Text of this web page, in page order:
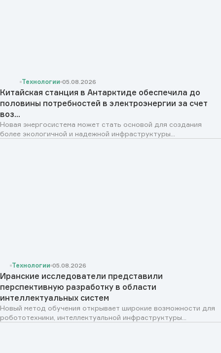
Технологии 05.08.2026
Китайская станция в Антарктиде обеспечила до
половины потребностей в электроэнергии за счет
воз...
Новая энергосистема может стать основой для создания
более экологичной и надежной инфраструктуры...
Технологии 05.08.2026
Иранские исследователи представили
перспективную разработку в области
интеллектуальных систем
Новый метод обучения открывает широкие возможности для
робототехники, интеллектуальной инфраструктуры...